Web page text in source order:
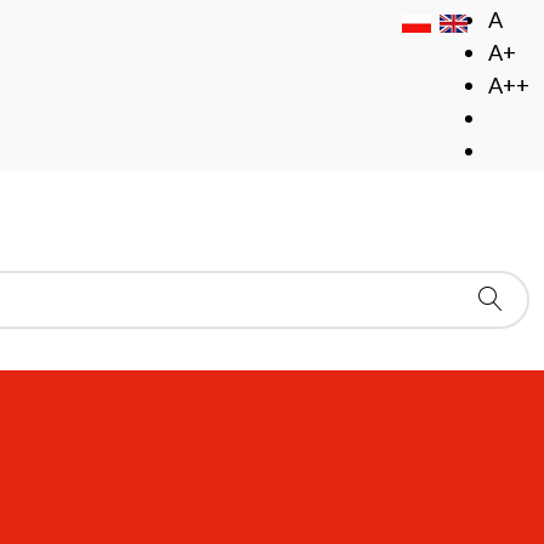
A
A+
A++